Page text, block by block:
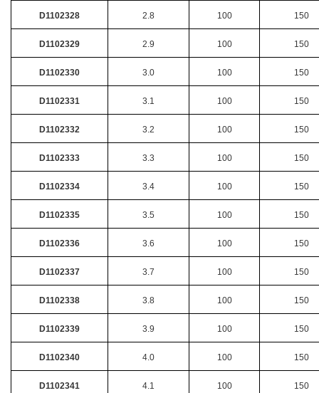
D1102328 2.8 100 150
D1102329 2.9 100 150
D1102330 3.0 100 150
D1102331 3.1 100 150
D1102332 3.2 100 150
D1102333 3.3 100 150
D1102334 3.4 100 150
D1102335 3.5 100 150
D1102336 3.6 100 150
D1102337 3.7 100 150
D1102338 3.8 100 150
D1102339 3.9 100 150
D1102340 4.0 100 150
D1102341 4.1 100 150